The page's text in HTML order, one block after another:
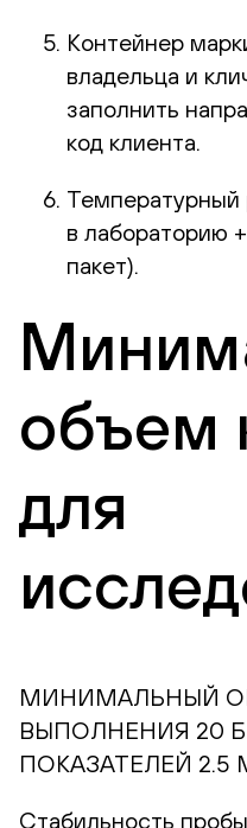
Контейнер
владельца и
заполнить
код клиента.
Температурный
в лабораторию
пакет).
объем
для
МИНИМАЛЬНЫЙ
ВЫПОЛНЕНИЯ 20
ПОКАЗАТЕЛЕЙ 2.5
Стабильность